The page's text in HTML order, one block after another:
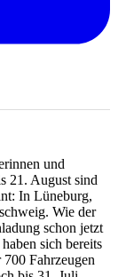
und
21. August sind
In Lüneburg,
Wie der
schon jetzt
sich bereits
Fahrzeugen